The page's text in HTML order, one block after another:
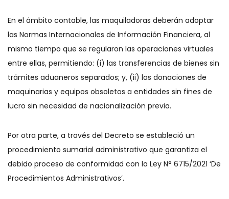
En el ámbito contable, las maquiladoras deberán adoptar
las Normas Internacionales de Información Financiera, al
mismo tiempo que se regularon las operaciones virtuales
entre ellas, permitiendo: (i) las transferencias de bienes sin
trámites aduaneros separados; y, (ii) las donaciones de
maquinarias y equipos obsoletos a entidades sin fines de
lucro sin necesidad de nacionalización previa.
Por otra parte, a través del Decreto se estableció un
procedimiento sumarial administrativo que garantiza el
debido proceso de conformidad con la Ley N° 6715/2021 ‘De
Procedimientos Administrativos’.